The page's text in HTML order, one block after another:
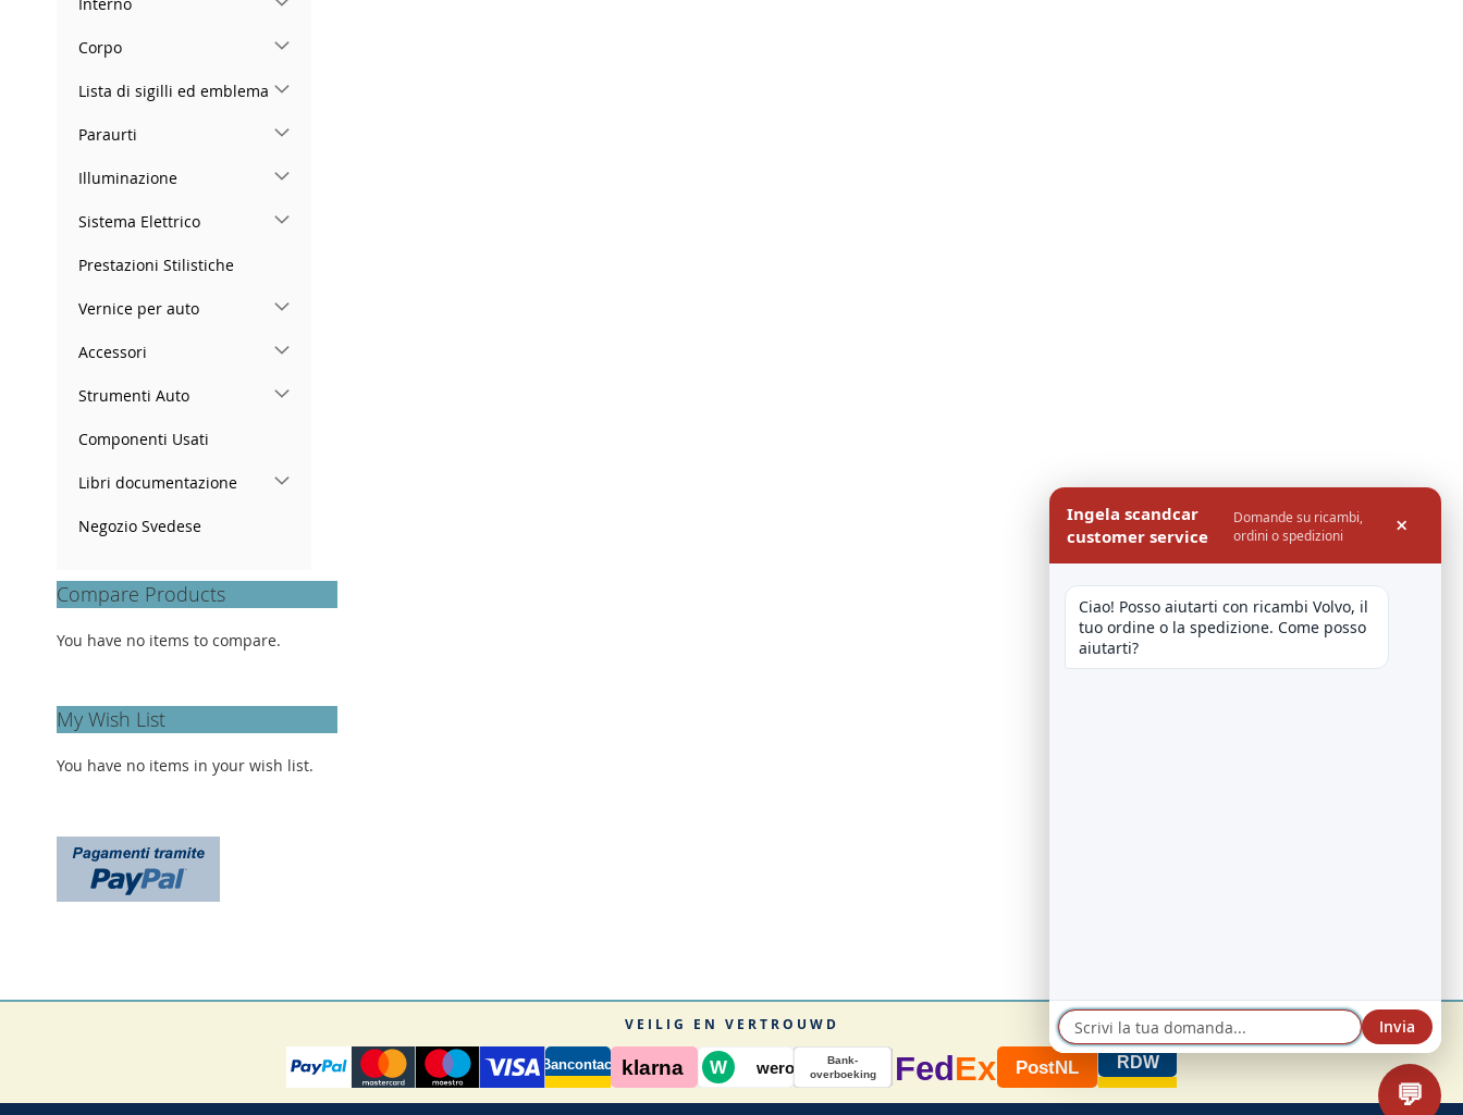
Corpo
Lista di sigilli ed emblema
Paraurti
Illuminazione
Sistema Elettrico
Prestazioni Stilistiche
Vernice per auto
Accessori
Strumenti Auto
Componenti Usati
Libri documentazione
Negozio Svedese
Compare Products
You have no items to compare.
My Wish List
You have no items in your wish list.
VEILIG EN VERTROUWD
Bancontact klarna W wero
Bank-
overboeking
Fed Ex PostNL RDW
💬
Ingela scandcar
customer service
Domande su ricambi,
ordini o spedizioni
×
Ciao! Posso aiutarti con ricambi Volvo, il
tuo ordine o la spedizione. Come posso
aiutarti?
Invia